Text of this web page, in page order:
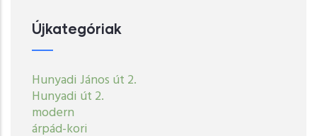
Újkategóriak
Hunyadi János út 2.
Hunyadi út 2.
modern
árpád-kori